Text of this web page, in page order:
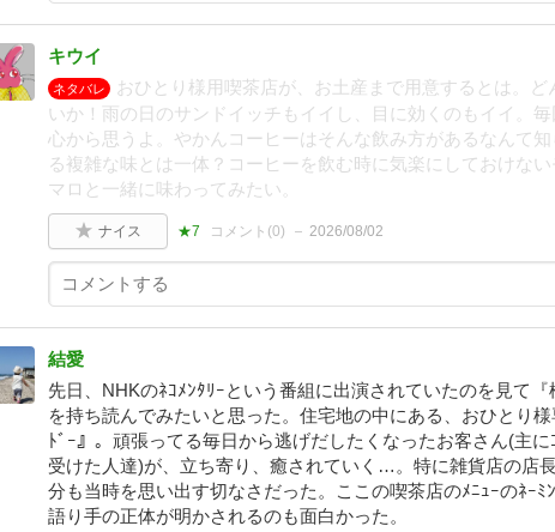
キウイ
ネタバレ
おひとり様用喫茶店が、お土産まで用意するとは。
いか！雨の日のサンドイッチもイイし、目に効くのもイイ。
心から思うよ。やかんコーヒーはそんな飲み方があるなんて
る複雑な味とは一体？コーヒーを飲む時に気楽にしておけな
マロと一緒に味わってみたい。
ナイス ★7 コメント(0) 2026/08/02
結愛
先日、NHKのﾈｺﾒﾝﾀﾘｰという番組に出演されていたのを見て
を持ち読んでみたいと思った。住宅地の中にある、おひとり
ﾄﾞｰ』。頑張ってる毎日から逃げだしたくなったお客さん(主
受けた人達)が、立ち寄り、癒されていく…。特に雑貨店の店
分も当時を思い出す切なさだった。ここの喫茶店のﾒﾆｭｰのﾈｰﾐ
語り手の正体が明かされるのも面白かった。